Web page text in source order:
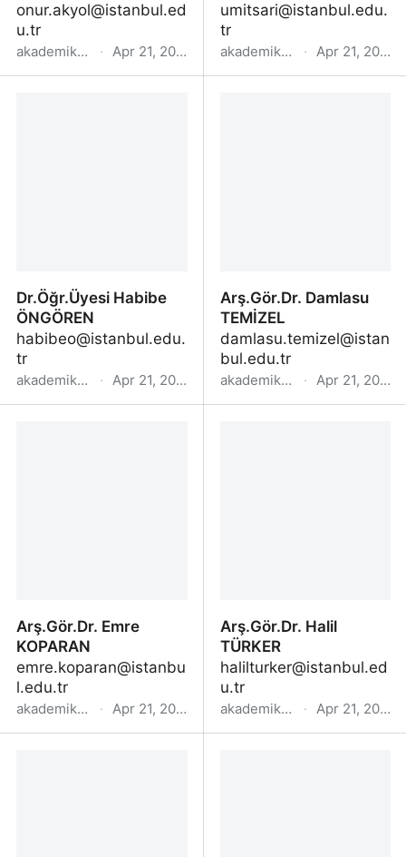
onur.akyol@istanbul.ed
u.tr
akademik.yok.gov.tr · Apr 21, 2022
umitsari@istanbul.edu.
tr
akademik.yok.gov.tr · Apr 21, 2022
Dr.Öğr.Üyesi Habibe
ÖNGÖREN
habibeo@istanbul.edu.
tr
akademik.yok.gov.tr · Apr 21, 2022
Arş.Gör.Dr. Damlasu
TEMİZEL
damlasu.temizel@istan
bul.edu.tr
akademik.yok.gov.tr · Apr 21, 2022
Arş.Gör.Dr. Emre
KOPARAN
emre.koparan@istanbu
l.edu.tr
akademik.yok.gov.tr · Apr 21, 2022
Arş.Gör.Dr. Halil
TÜRKER
halilturker@istanbul.ed
u.tr
akademik.yok.gov.tr · Apr 21, 2022